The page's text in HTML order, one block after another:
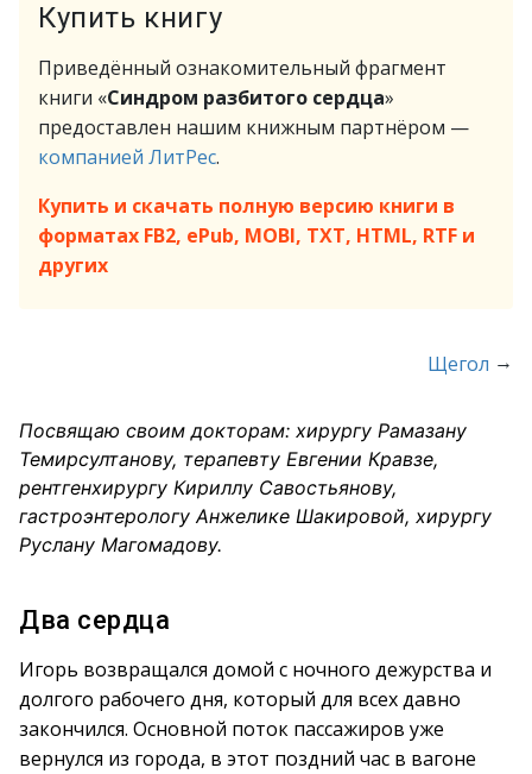
Купить книгу
Приведённый ознакомительный фрагмент
книги «Синдром разбитого сердца»
предоставлен нашим книжным партнёром —
компанией ЛитРес.
Купить и скачать полную версию книги в
форматах FB2, ePub, MOBI, TXT, HTML, RTF и
других
Щегол →
Посвящаю своим докторам: хирургу Рамазану
Темирсултанову, терапевту Евгении Кравзе,
рентгенхирургу Кириллу Савостьянову,
гастроэнтерологу Анжелике Шакировой, хирургу
Руслану Магомадову.
Два сердца
Игорь возвращался домой с ночного дежурства и
долгого рабочего дня, который для всех давно
закончился. Основной поток пассажиров уже
вернулся из города, в этот поздний час в вагоне